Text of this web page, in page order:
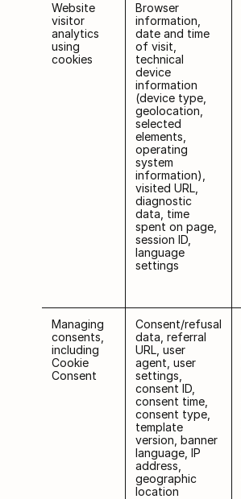
Website
visitor
analytics
using
cookies
Browser
information,
date and time
of visit,
technical
device
information
(device type,
geolocation,
selected
elements,
operating
system
information),
visited URL,
diagnostic
data, time
spent on page,
session ID,
language
settings
Managing
consents,
including
Cookie
Consent
Consent/refusal
data, referral
URL, user
agent, user
settings,
consent ID,
consent time,
consent type,
template
version, banner
language, IP
address,
geographic
location